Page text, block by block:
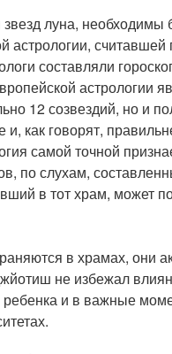
луна,
астрологии,
составляли
астрологии
12 созвездий, но и
как говорят,
самой точной
по слухам,
в тот храм, может
в храмах, они
не избежал
и в важные